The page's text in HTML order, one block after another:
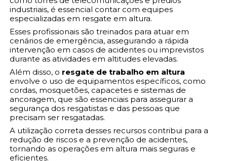
industriais, é essencial contar com equipes
especializadas em resgate em altura.
Esses profissionais são treinados para atuar em
cenários de emergência, assegurando a rápida
intervenção em casos de acidentes ou imprevistos
durante as atividades em altitudes elevadas.
Além disso, o resgate de trabalho em altura
envolve o uso de equipamentos específicos, como
cordas, mosquetões, capacetes e sistemas de
ancoragem, que são essenciais para assegurar a
segurança dos resgatistas e das pessoas que
precisam ser resgatadas.
A utilização correta desses recursos contribui para a
redução de riscos e a prevenção de acidentes,
tornando as operações em altura mais seguras e
eficientes.